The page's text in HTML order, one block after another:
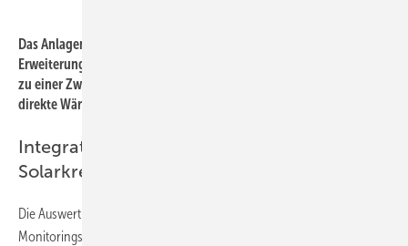
Das Anlagenschema zur solaren Bauteiltemperierung zeigt die
Erweiterung einer konventionellen solaren Heizungsunterstützung
zu einer Zwei-Speicher-Anlage. Der „zweite Speicher“ ist hier die
direkte Wärmeübergabe an den Raum.
Integration der Wärmeübergabe in den
Solarkreis
Die Auswertung einer großen Zahl von Bestandsaufnahmen und
Monitorings durch das Forum Wohnenergie zeigte die Grenzen der